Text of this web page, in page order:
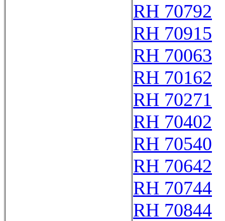
RH 70792
RH 70915
RH 70063
RH 70162
RH 70271
RH 70402
RH 70540
RH 70642
RH 70744
RH 70844